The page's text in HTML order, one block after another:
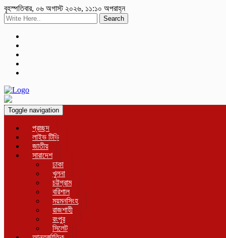
বৃহস্পতিবার, ০৬ অগাস্ট ২০২৬, ১১:১০ অপরাহ্ন
Search
Toggle navigation
প্রচ্ছদ
লাইভ টিভি
জাতীয়
সারাদেশ
ঢাকা
খুলনা
চট্টগ্রাম
বরিশাল
ময়মনসিংহ
রাজশাহী
রংপুর
সিলেট